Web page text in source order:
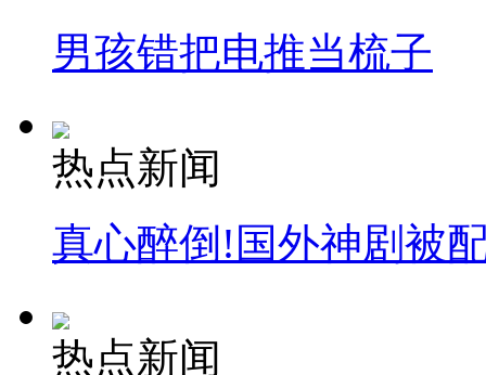
男孩错把电推当梳子
热点新闻
真心醉倒!国外神剧被
热点新闻